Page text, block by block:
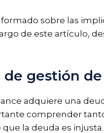
sobre las
de este artículo,
de gestión
adquiere una
comprender
la deuda es injusta.